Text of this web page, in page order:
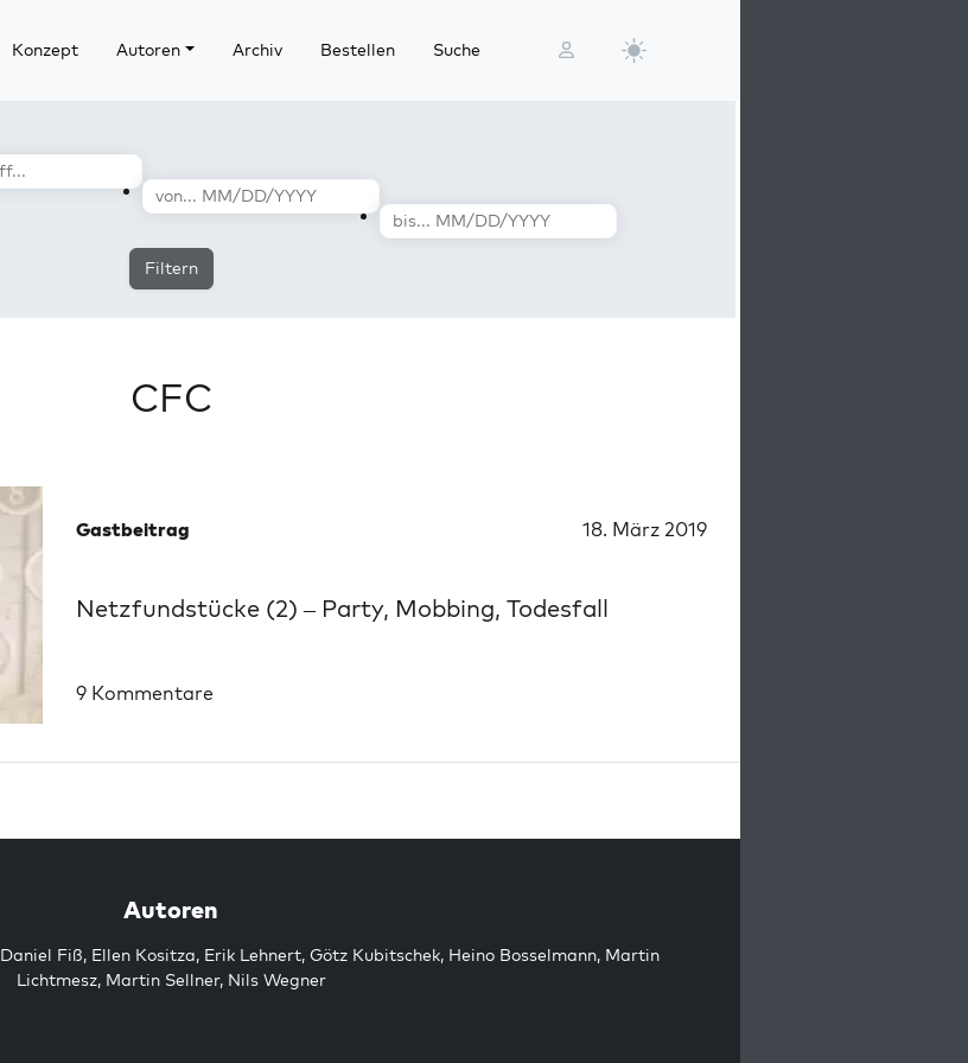
Konzept Autoren Archiv Bestellen Suche
Filtern
CFC
Gastbeitrag 18. März 2019
Netzfundstücke (2) – Party, Mobbing, Todesfall
9 Kommentare
Autoren
Daniel Fiß, Ellen Kositza, Erik Lehnert, Götz Kubitschek, Heino Bosselmann, Martin
Lichtmesz, Martin Sellner, Nils Wegner